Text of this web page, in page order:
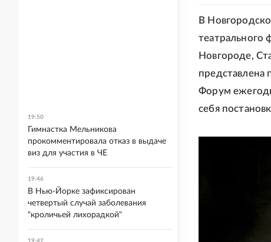
В
театрального
Новгороде,
представлена
Форум
себя
19:50
Гимнастка Мельникова
прокомментировала отказ в выдаче
виз для участия в ЧЕ
19:46
В Нью-Йорке зафиксирован
четвертый случай заболевания
"кроличьей лихорадкой"
19:42